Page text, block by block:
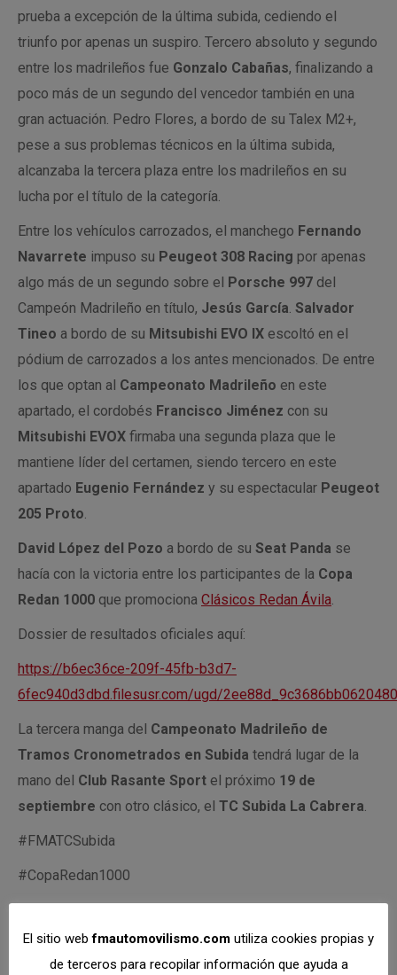
prueba a excepción de la última subida, cediendo el
triunfo por apenas un suspiro. Tercero absoluto y segundo
entre los madrileños fue Gonzalo Cabañas, finalizando a
poco más de un segundo del vencedor también en una
gran actuación. Pedro Flores, a bordo de su Talex M2+,
pese a sus problemas técnicos en la última subida,
alcanzaba la tercera plaza entre los madrileños en su
lucha por el título de la categoría.
Entre los vehículos carrozados, el manchego Fernando
Navarrete impuso su Peugeot 308 Racing por apenas
algo más de un segundo sobre el Porsche 997 del
Campeón Madrileño en título, Jesús García. Salvador
Tineo a bordo de su Mitsubishi EVO IX escoltó en el
pódium de carrozados a los antes mencionados. De entre
los que optan al Campeonato Madrileño en este
apartado, el cordobés Francisco Jiménez con su
Mitsubishi EVOX firmaba una segunda plaza que le
mantiene líder del certamen, siendo tercero en este
apartado Eugenio Fernández y su espectacular Peugeot
205 Proto.
David López del Pozo a bordo de su Seat Panda se
hacía con la victoria entre los participantes de la Copa
Redan 1000 que promociona Clásicos Redan Ávila.
Dossier de resultados oficiales aquí:
https://b6ec36ce-209f-45fb-b3d7-
6fec940d3dbd.filesusr.com/ugd/
La tercera manga del Campeonato Madrileño de
Tramos Cronometrados en Subida tendrá lugar de la
mano del Club Rasante Sport el próximo 19 de
septiembre con otro clásico, el TC Subida La Cabrera.
#FMATCSubida
#CopaRedan1000
El sitio webfmautomovilismo.com utiliza cookies propias y
de terceros para recopilar información que ayuda a